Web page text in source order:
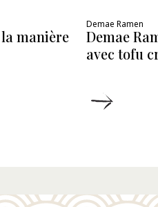
la manière
Demae Ramen
Demae
avec tofu